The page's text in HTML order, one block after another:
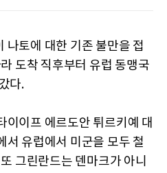
나토에 대한 기존 불만을 접
도착 직후부터 유럽 동맹국
다.
이이프 에르도안 튀르키예 대
서 유럽에서 미군을 모두 철
그린란드는 덴마크가 아니